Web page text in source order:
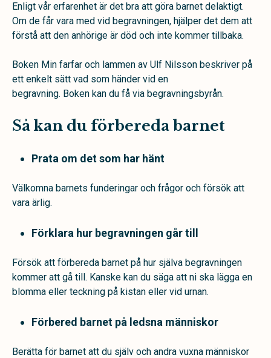
Enligt vår erfarenhet är det bra att göra barnet delaktigt.
Om de får vara med vid begravningen, hjälper det dem att
förstå att den anhörige är död och inte kommer tillbaka.
Boken Min farfar och lammen av Ulf Nilsson beskriver på
ett enkelt sätt vad som händer vid en
begravning. Boken kan du få via begravningsbyrån.
Så kan du förbereda barnet
Prata om det som har hänt
Välkomna barnets funderingar och frågor och försök att
vara ärlig.
Förklara hur begravningen går till
Försök att förbereda barnet på hur själva begravningen
kommer att gå till. Kanske kan du säga att ni ska lägga en
blomma eller teckning på kistan eller vid urnan.
Förbered barnet på ledsna människor
Berätta för barnet att du själv och andra vuxna människor